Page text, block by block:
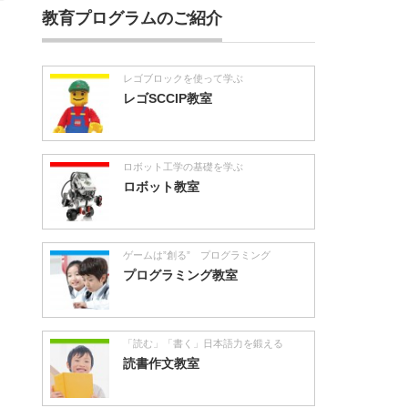
教育プログラムのご紹介
レゴブロックを使って学ぶ
レゴSCCIP教室
ロボット工学の基礎を学ぶ
ロボット教室
ゲームは”創る” プログラミング
プログラミング教室
「読む」「書く」日本語力を鍛える
読書作文教室